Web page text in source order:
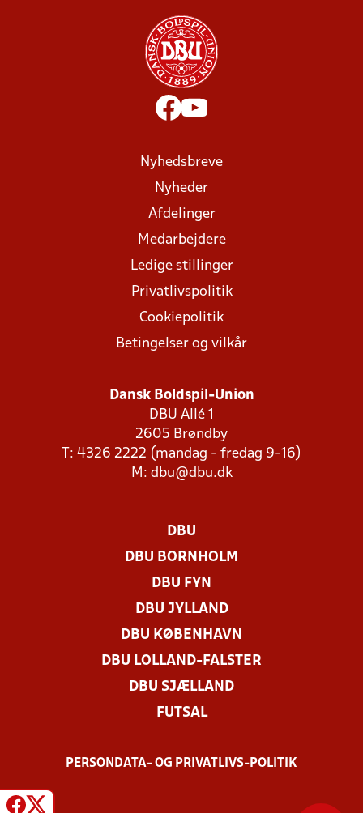
Nyhedsbreve
Nyheder
Afdelinger
Medarbejdere
Ledige stillinger
Privatlivspolitik
Cookiepolitik
Betingelser og vilkår
Dansk Boldspil-Union
DBU Allé 1
2605 Brøndby
T: 4326 2222 (mandag - fredag 9-16)
M: dbu@dbu.dk
DBU
DBU BORNHOLM
DBU FYN
DBU JYLLAND
DBU KØBENHAVN
DBU LOLLAND-FALSTER
DBU SJÆLLAND
FUTSAL
PERSONDATA- OG PRIVATLIVS-POLITIK